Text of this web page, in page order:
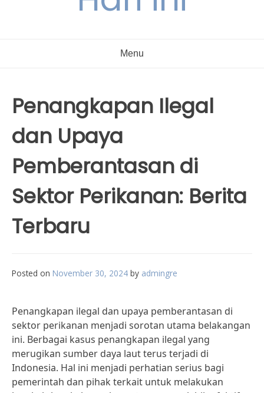
Menu
Penangkapan Ilegal
dan Upaya
Pemberantasan di
Sektor Perikanan: Berita
Terbaru
Posted on November 30, 2024 by admingre
Penangkapan ilegal dan upaya pemberantasan di
sektor perikanan menjadi sorotan utama belakangan
ini. Berbagai kasus penangkapan ilegal yang
merugikan sumber daya laut terus terjadi di
Indonesia. Hal ini menjadi perhatian serius bagi
pemerintah dan pihak terkait untuk melakukan